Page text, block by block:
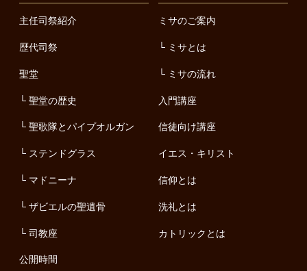
主任司祭紹介
歴代司祭
聖堂
聖堂の歴史
聖歌隊とパイプオルガン
ステンドグラス
マドニーナ
ザビエルの聖遺骨
司教座
公開時間
ミサのご案内
ミサとは
ミサの流れ
入門講座
信徒向け講座
イエス・キリスト
信仰とは
洗礼とは
カトリックとは